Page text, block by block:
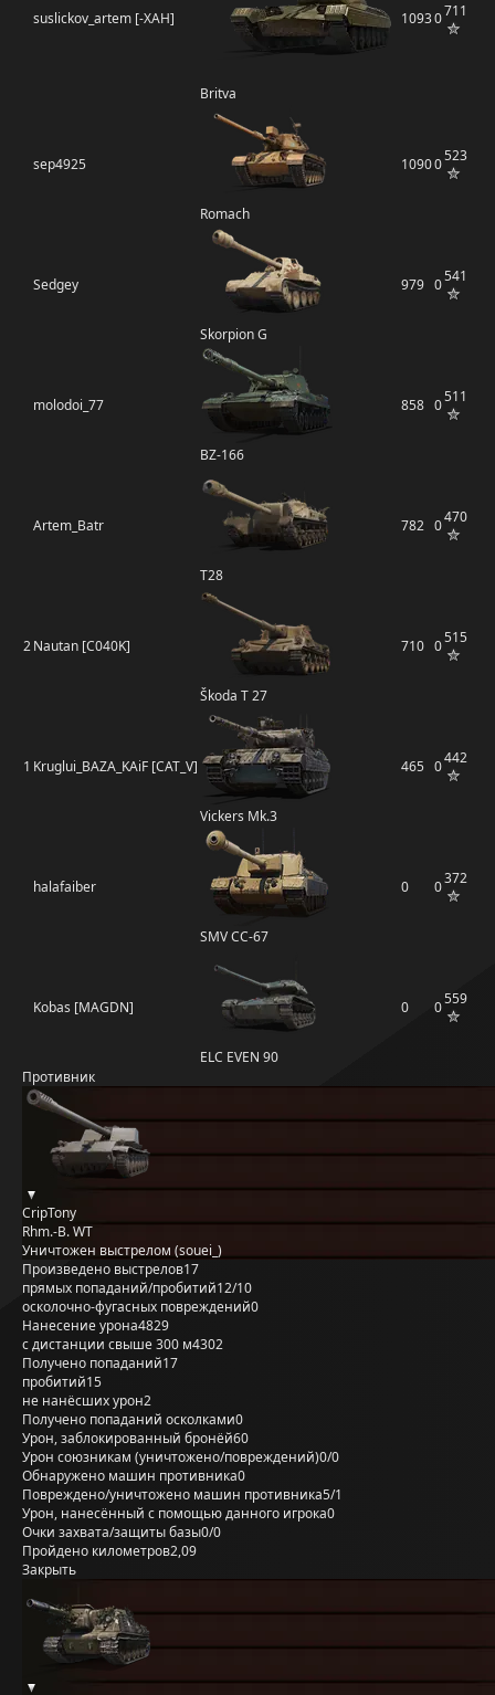
suslickov_artem [-XAH]
Britva
10930711
sep4925
Romach
10900523
Sedgey
Skorpion G
979 0541
molodoi_77
BZ-166
858 0511
Artem_Batr
T28
782 0470
2Nautan [C040K]
Škoda T 27
710 0515
1 Kruglui_BAZA_KAiF [CAT_V]
Vickers Mk.3
465 0442
halafaiber
SMV CC-67
0 0372
Kobas [MAGDN]
ELC EVEN 90
0 0559
Противник
CripTony
Rhm.-B. WT
Уничтожен выстрелом (souei_)
Произведено выстрелов17
прямых попаданий/пробитий12/10
осколочно-фугасных повреждений0
Нанесение урона4829
с дистанции свыше 300 м4302
Получено попаданий17
пробитий15
не нанёсших урон2
Получено попаданий осколками0
Урон, заблокированный бронёй60
Урон союзникам (уничтожено/повреждений)0/0
Обнаружено машин противника0
Повреждено/уничтожено машин противника5/1
Урон, нанесённый с помощью данного игрока0
Очки захвата/защиты базы0/0
Пройдено километров2,09
Закрыть